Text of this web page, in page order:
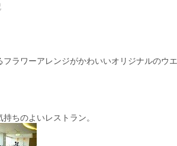
フラワーアレンジがかわいいオリジナルのウ
ちのよいレストラン。